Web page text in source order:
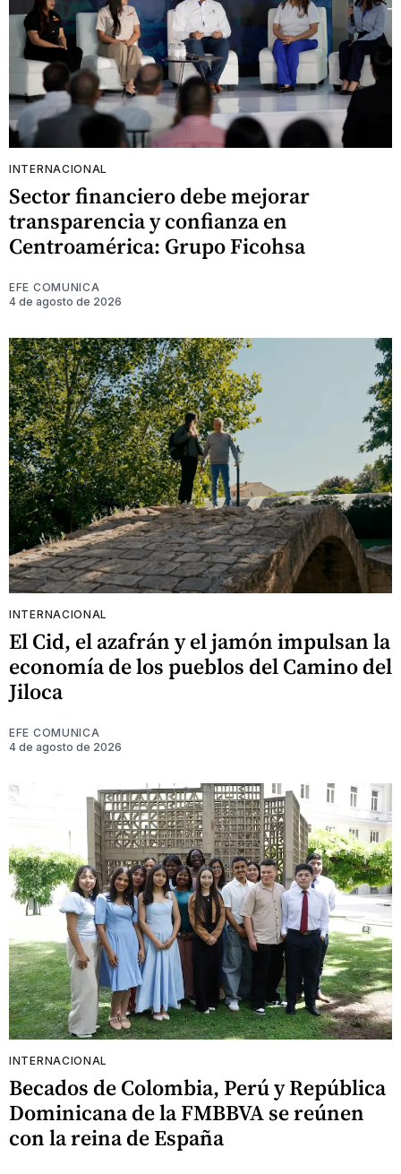
INTERNACIONAL
Sector financiero debe mejorar
transparencia y confianza en
Centroamérica: Grupo Ficohsa
EFE COMUNICA
4 de agosto de 2026
INTERNACIONAL
El Cid, el azafrán y el jamón impulsan la
economía de los pueblos del Camino del
Jiloca
EFE COMUNICA
4 de agosto de 2026
INTERNACIONAL
Becados de Colombia, Perú y República
Dominicana de la FMBBVA se reúnen
con la reina de España